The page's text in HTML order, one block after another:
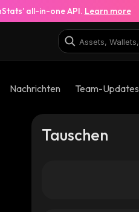
all-in-one API. Learn more
Nachrichten Team-Updates
Tauschen